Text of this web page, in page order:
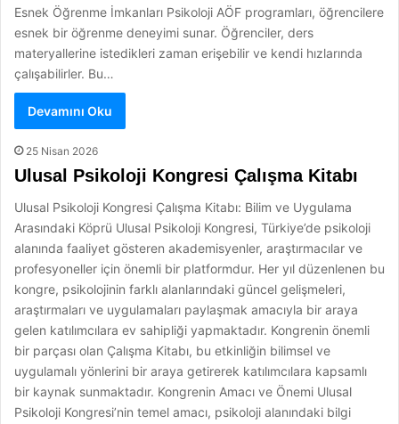
Esnek Öğrenme İmkanları Psikoloji AÖF programları, öğrencilere
esnek bir öğrenme deneyimi sunar. Öğrenciler, ders
materyallerine istedikleri zaman erişebilir ve kendi hızlarında
çalışabilirler. Bu…
Devamını Oku
25 Nisan 2026
Ulusal Psikoloji Kongresi Çalışma Kitabı
Ulusal Psikoloji Kongresi Çalışma Kitabı: Bilim ve Uygulama
Arasındaki Köprü Ulusal Psikoloji Kongresi, Türkiye’de psikoloji
alanında faaliyet gösteren akademisyenler, araştırmacılar ve
profesyoneller için önemli bir platformdur. Her yıl düzenlenen bu
kongre, psikolojinin farklı alanlarındaki güncel gelişmeleri,
araştırmaları ve uygulamaları paylaşmak amacıyla bir araya
gelen katılımcılara ev sahipliği yapmaktadır. Kongrenin önemli
bir parçası olan Çalışma Kitabı, bu etkinliğin bilimsel ve
uygulamalı yönlerini bir araya getirerek katılımcılara kapsamlı
bir kaynak sunmaktadır. Kongrenin Amacı ve Önemi Ulusal
Psikoloji Kongresi’nin temel amacı, psikoloji alanındaki bilgi